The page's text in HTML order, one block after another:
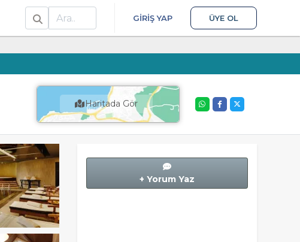
Ara
GIRIŞ YAP ÜYE OL
Haritada Gör
+ Yorum Yaz